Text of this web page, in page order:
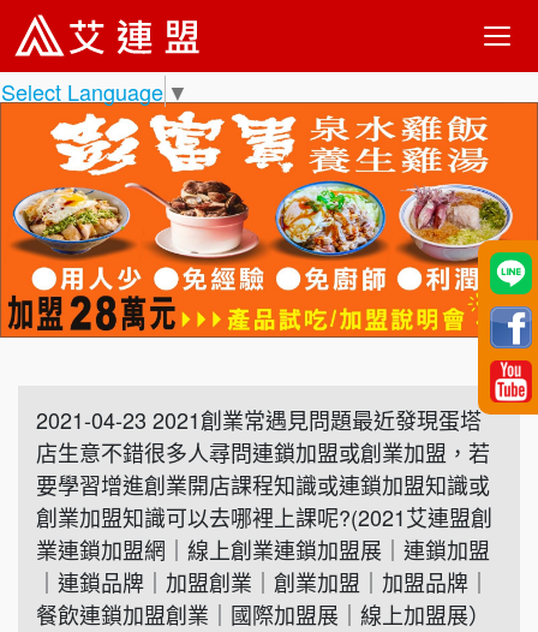
Select Language ▼
2021-04-23 2021創業常遇見問題最近發現蛋塔
店生意不錯很多人尋問連鎖加盟或創業加盟，若
要學習增進創業開店課程知識或連鎖加盟知識或
創業加盟知識可以去哪裡上課呢?(2021艾連盟創
業連鎖加盟網｜線上創業連鎖加盟展｜連鎖加盟
｜連鎖品牌｜加盟創業｜創業加盟｜加盟品牌｜
餐飲連鎖加盟創業｜國際加盟展｜線上加盟展）